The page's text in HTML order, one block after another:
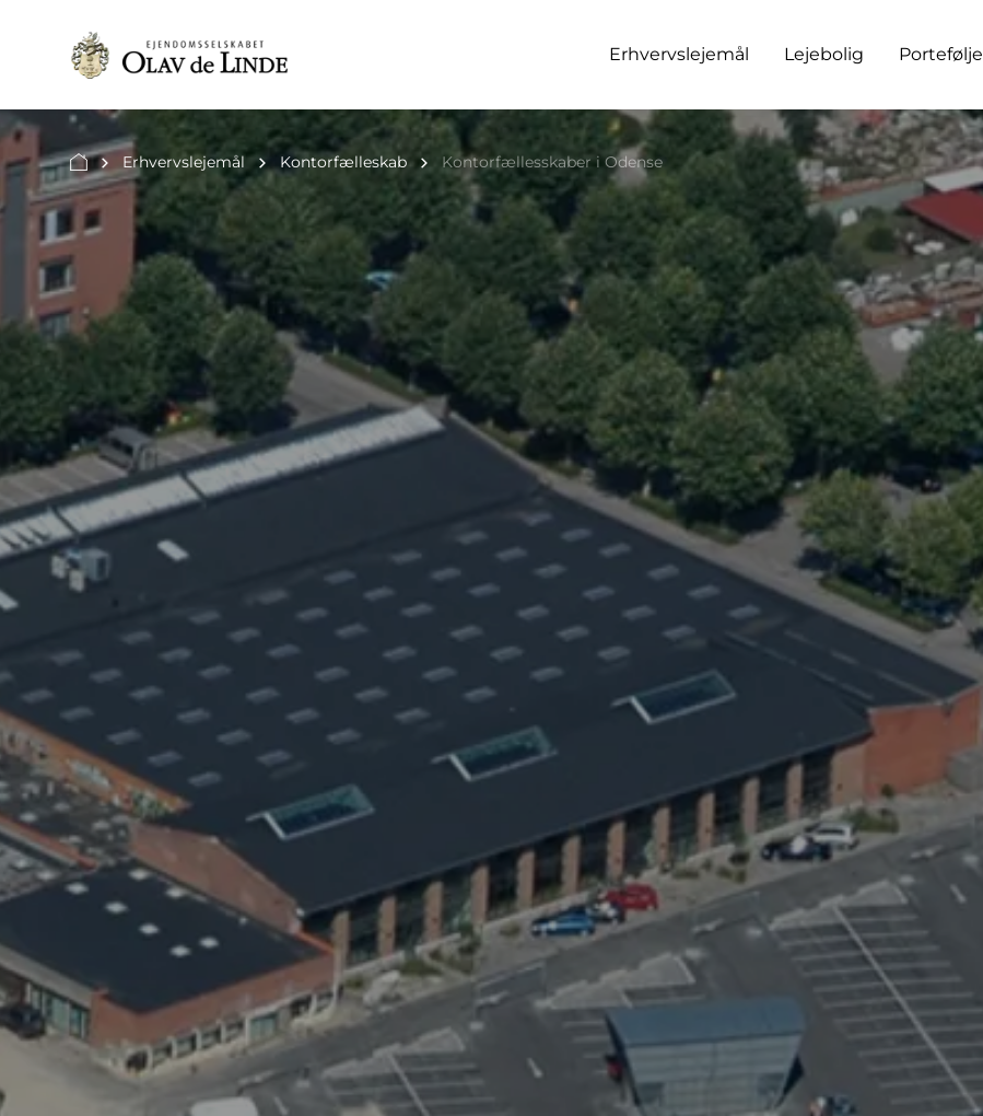
Erhvervslejemål Lejebolig Portefølje
Erhvervslejemål Kontorfælleskab Kontorfællesskaber i Odense